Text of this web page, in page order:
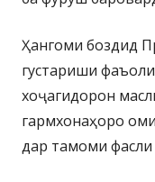
Ҳангоми боздид
густариши
хоҷагидорон
гармхонаҳоро
дар тамоми